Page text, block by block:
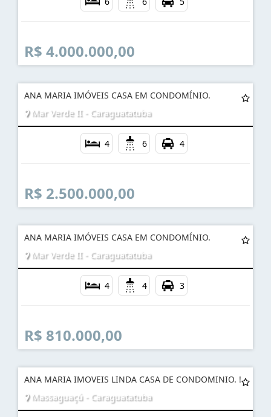
R$ 4.000.000,00
ANA MARIA IMÓVEIS CASA EM CONDOMÍNIO.
Mar Verde II - Caraguatatuba
4 6 4
R$ 2.500.000,00
ANA MARIA IMÓVEIS CASA EM CONDOMÍNIO.
Mar Verde II - Caraguatatuba
4 4 3
R$ 810.000,00
ANA MARIA IMOVEIS LINDA CASA DE CONDOMINIO. !
Massaguaçú - Caraguatatuba